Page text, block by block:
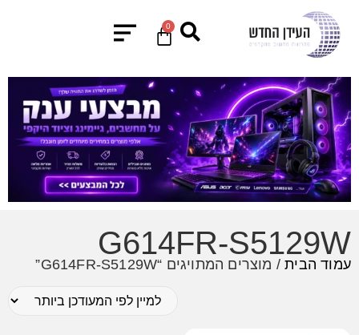
0
G614FR-S5129W
עמוד הבית/ מוצרים המתויגים “G614FR-S5129W”